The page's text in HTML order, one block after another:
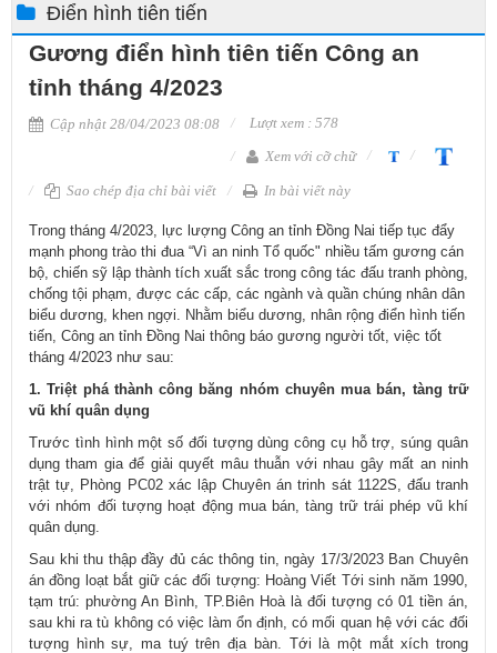
Điển hình tiên tiến
Gương điển hình tiên tiến Công an
tỉnh tháng 4/2023
Cập nhật 28/04/2023 08:08
Lượt xem : 578
Xem với cỡ chữ
Sao chép địa chỉ bài viết In bài viết này
​Trong tháng 4/2023, lực lượng Công an tỉnh Đồng Nai tiếp tục đẩy
mạnh phong trào thi đua “Vì an ninh Tổ quốc" nhiều tấm gương cán
bộ, chiến sỹ lập thành tích xuất sắc trong công tác đấu tranh phòng,
chống tội phạm, được các cấp, các ngành và quần chúng nhân dân
biểu dương, khen ngợi. Nhằm biểu dương, nhân rộng điển hình tiến
tiến, Công an tỉnh Đồng Nai thông báo gương người tốt, việc tốt
tháng 4/2023 như sau:
1. Triệt phá thành công băng nhóm chuyên mua bán, tàng trữ
vũ khí quân dụng
Trước tình hình một số đối tượng dùng công cụ hỗ trợ, súng quân
dụng tham gia để giải quyết mâu thuẫn với nhau gây mất an ninh
trật tự, Phòng PC02 xác lập Chuyên án trinh sát 1122S, đấu tranh
với nhóm đối tượng hoạt động mua bán, tàng trữ trái phép vũ khí
quân dụng.
Sau khi thu thập đầy đủ các thông tin, ngày 17/3/2023 Ban Chuyên
án đồng loạt bắt giữ các đối tượng: Hoàng Viết Tới sinh năm 1990,
tạm trú: phường An Bình, TP.Biên Hoà là đối tượng có 01 tiền án,
sau khi ra tù không có việc làm ổn định, có mối quan hệ với các đối
tượng hình sự, ma tuý trên địa bàn. Tới là một mắt xích trong